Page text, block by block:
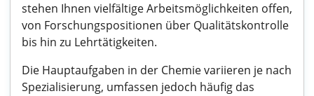
stehen Ihnen vielfältige Arbeitsmöglichkeiten offen,
von Forschungspositionen über Qualitätskontrolle
bis hin zu Lehrtätigkeiten.
Die Hauptaufgaben in der Chemie variieren je nach
Spezialisierung, umfassen jedoch häufig das